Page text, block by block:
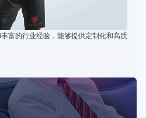
富的行业经验，能够提供定制化和高质